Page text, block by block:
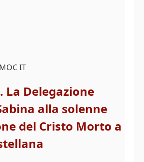
La Delegazione
alla solenne
del Cristo Morto a